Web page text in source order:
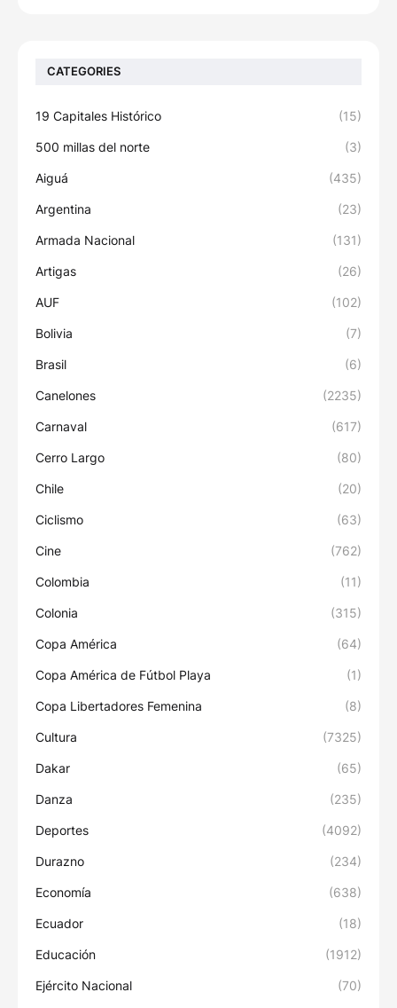
CATEGORIES
19 Capitales Histórico (15)
500 millas del norte (3)
Aiguá (435)
Argentina (23)
Armada Nacional (131)
Artigas (26)
AUF (102)
Bolivia (7)
Brasil (6)
Canelones (2235)
Carnaval (617)
Cerro Largo (80)
Chile (20)
Ciclismo (63)
Cine (762)
Colombia (11)
Colonia (315)
Copa América (64)
Copa América de Fútbol Playa (1)
Copa Libertadores Femenina (8)
Cultura (7325)
Dakar (65)
Danza (235)
Deportes (4092)
Durazno (234)
Economía (638)
Ecuador (18)
Educación (1912)
Ejército Nacional (70)